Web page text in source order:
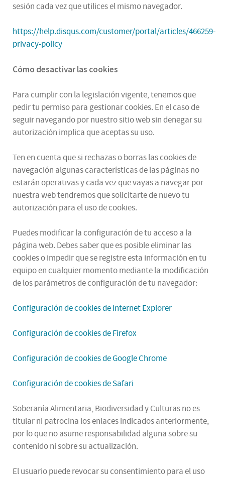
sesión cada vez que utilices el mismo navegador.
https://help.disqus.com/customer/portal/articles/466259-
privacy-policy
Cómo desactivar las cookies
Para cumplir con la legislación vigente, tenemos que
pedir tu permiso para gestionar cookies. En el caso de
seguir navegando por nuestro sitio web sin denegar su
autorización implica que aceptas su uso.
Ten en cuenta que si rechazas o borras las cookies de
navegación algunas características de las páginas no
estarán operativas y cada vez que vayas a navegar por
nuestra web tendremos que solicitarte de nuevo tu
autorización para el uso de cookies.
Puedes modificar la configuración de tu acceso a la
página web. Debes saber que es posible eliminar las
cookies o impedir que se registre esta información en tu
equipo en cualquier momento mediante la modificación
de los parámetros de configuración de tu navegador:
Configuración de cookies de Internet Explorer
Configuración de cookies de Firefox
Configuración de cookies de Google Chrome
Configuración de cookies de Safari
Soberanía Alimentaria, Biodiversidad y Culturas no es
titular ni patrocina los enlaces indicados anteriormente,
por lo que no asume responsabilidad alguna sobre su
contenido ni sobre su actualización.
El usuario puede revocar su consentimiento para el uso